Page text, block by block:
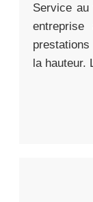
Service
la hauteur.